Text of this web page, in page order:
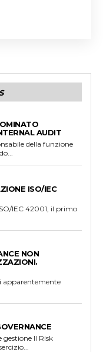
AUDIT
della funzione
ISO/IEC
IEC 42001, il primo
NON
apparentemente
Il Risk